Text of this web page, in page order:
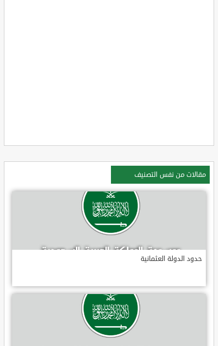
مقالات من نفس التصنيف
حدود الدولة العثمانية